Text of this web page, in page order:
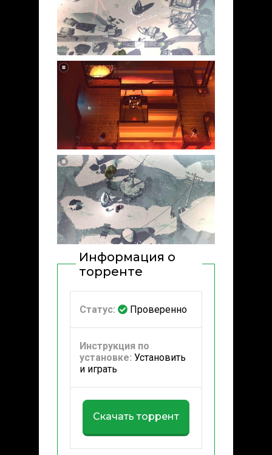
Информация о
торренте
Статус: Проверенно
Инструкция по
установке: Установить
и играть
Скачать торрент